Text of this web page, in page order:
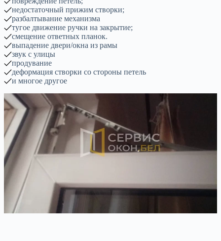
недостаточный прижим створки;
разбалтывание механизма
тугое движение ручки на закрытие;
смещение ответных планок.
выпадение двери/окна из рамы
звук с улицы
продувание
деформация створки со стороны петель
и многое другое